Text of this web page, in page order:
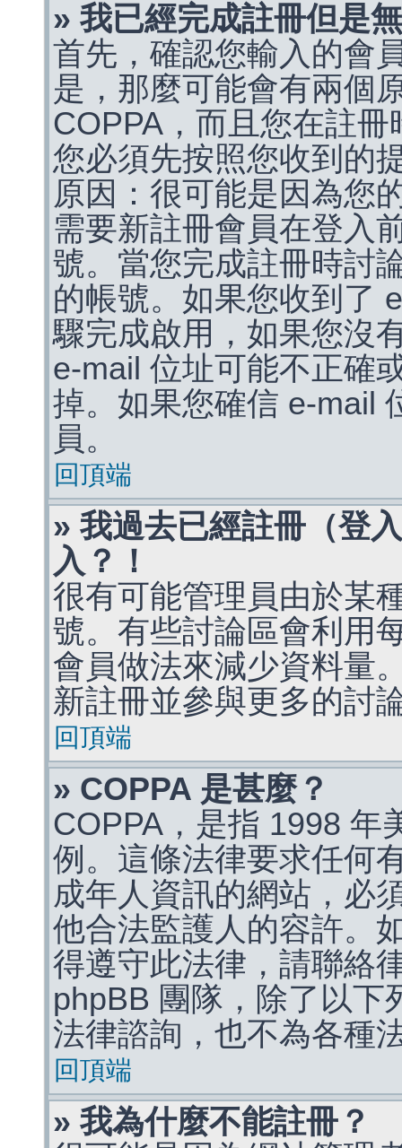
» 我已經完成註冊但是
首先，確認您輸入的會
是，那麼可能會有兩個
COPPA，而且您在註
您必須先按照您收到的
原因：很可能是因為您
需要新註冊會員在登入
號。當您完成註冊時討
的帳號。如果您收到了
驟完成啟用，如果您沒
e-mail 位址可能不正確
掉。如果您確信 e-mail
員。
回頂端
» 我過去已經註冊（登
入？！
很有可能管理員由於某
號。有些討論區會利用
會員做法來減少資料量
新註冊並參與更多的討
回頂端
» COPPA 是甚麼？
COPPA，是指 1998 年
例。這條法律要求任何
成年人資訊的網站，必
他合法監護人的容許。
得遵守此法律，請聯絡
phpBB 團隊，除了以下
法律諮詢，也不為各種
回頂端
» 我為什麼不能註冊？